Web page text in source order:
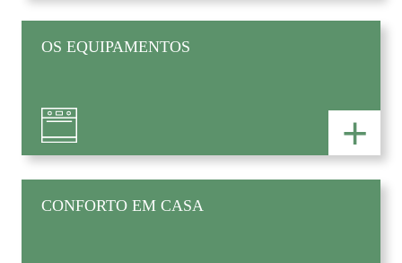
OS EQUIPAMENTOS
+
CONFORTO EM CASA